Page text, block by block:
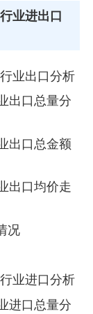
业进出口
业出口分析
出口总量分
出口总金额
出口均价走
况
业进口分析
进口总量分